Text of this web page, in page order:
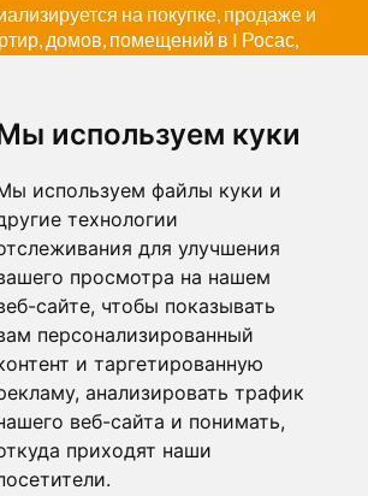
используем куки
используем файлы куки и
технологии
для улучшения
просмотра на нашем
сайте, чтобы показывать
персонализированный
и таргетированную
анализировать трафик
веб-сайта и понимать,
приходят наши
на покупке, продаже и
домов, помещений в I Росас,
Коста-Брава и компании Emporda
ROSES
Roses - Girona
Tel. +34 972 15 26 68
info@apivend.com
2000 SL |Все права защищены
|Политика конфиденциальности